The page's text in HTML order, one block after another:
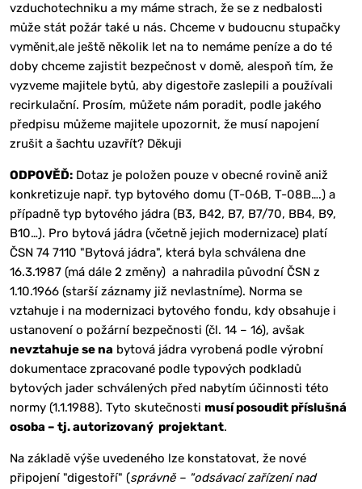
vzduchotechniku a my máme strach, že se z nedbalosti
může stát požár také u nás. Chceme v budoucnu stupačky
vyměnit,ale ještě několik let na to nemáme peníze a do té
doby chceme zajistit bezpečnost v domě, alespoň tím, že
vyzveme majitele bytů, aby digestoře zaslepili a používali
recirkulační. Prosím, můžete nám poradit, podle jakého
předpisu můžeme majitele upozornit, že musí napojení
zrušit a šachtu uzavřít? Děkuji
ODPOVĚĎ:Dotaz je položen pouze v obecné rovině aniž
konkretizuje např. typ bytového domu (T-06B, T-08B….) a
případně typ bytového jádra (B3, B42, B7, B7/70, BB4, B9,
B10…). Pro bytová jádra (včetně jejich modernizace) platí
ČSN 74 7110 "Bytová jádra", která byla schválena dne
16.3.1987 (má dále 2 změny) a nahradila původní ČSN z
1.10.1966 (starší záznamy již nevlastníme). Norma se
vztahuje i na modernizaci bytového fondu, kdy obsahuje i
ustanovení o požární bezpečnosti (čl. 14 – 16), avšak
nevztahuje se na bytová jádra vyrobená podle výrobní
dokumentace zpracované podle typových podkladů
bytových jader schválených před nabytím účinnosti této
normy (1.1.1988). Tyto skutečnosti musí posoudit příslušná
osoba – tj. autorizovaný projektant.
Na základě výše uvedeného lze konstatovat, že nové
připojení "digestoří" (správně – "odsávací zařízení nad